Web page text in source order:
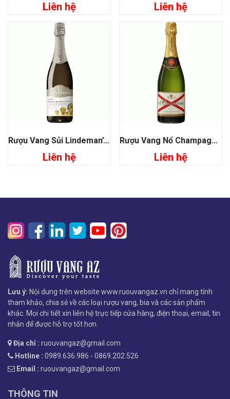
Liên hệ Liên hệ
Rượu Vang Sủi Lindeman’s Bin 25 Sparkling Cuvee
Liên hệ
Rượu Vang Nổ Champagne De Castellane Brut
Liên hệ
Lưu ý: Nội dung trên website www.ruouvangaz.vn chỉ mang tính
tham khảo, chia sẻ về các loại rượu vang, bia và các sản phẩm
khác. Mọi chi tiết xin liên hệ trực tiếp cửa hàng, điện thoại, email, tin
nhắn để được hỗ trợ tốt hơn.
Địa chỉ : ruouvangaz@gmail.com
Hotline : 0989.636.986 - 0869.202.526
Email : ruouvangaz@gmail.com
THÔNG TIN